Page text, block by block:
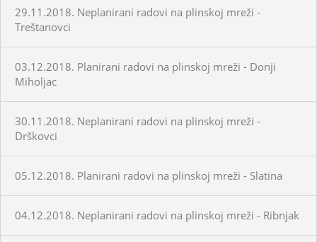
29.11.2018. Neplanirani radovi na plinskoj mreži -
Treštanovci
03.12.2018. Planirani radovi na plinskoj mreži - Donji
Miholjac
30.11.2018. Neplanirani radovi na plinskoj mreži -
Drškovci
05.12.2018. Planirani radovi na plinskoj mreži - Slatina
04.12.2018. Neplanirani radovi na plinskoj mreži - Ribnjak